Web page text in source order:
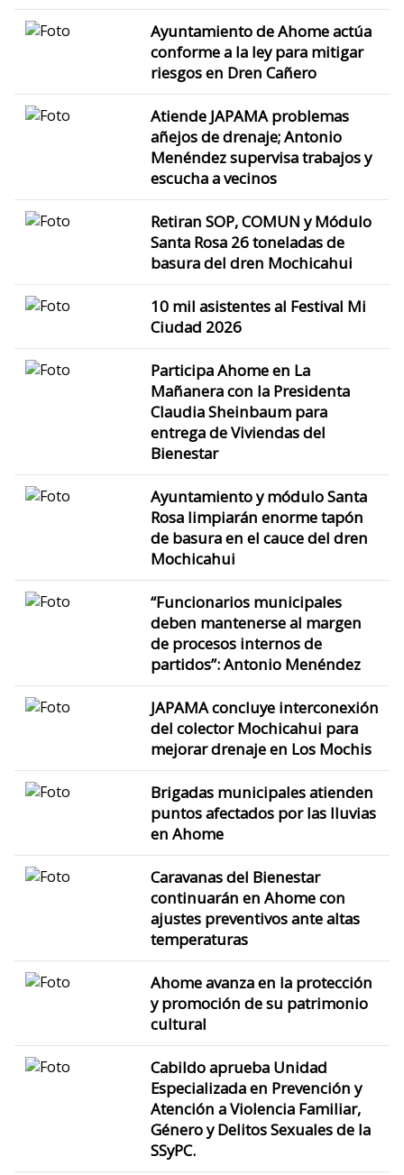
Ayuntamiento de Ahome actúa
conforme a la ley para mitigar
riesgos en Dren Cañero
Atiende JAPAMA problemas
añejos de drenaje; Antonio
Menéndez supervisa trabajos y
escucha a vecinos
Retiran SOP, COMUN y Módulo
Santa Rosa 26 toneladas de
basura del dren Mochicahui
10 mil asistentes al Festival Mi
Ciudad 2026
Participa Ahome en La
Mañanera con la Presidenta
Claudia Sheinbaum para
entrega de Viviendas del
Bienestar
Ayuntamiento y módulo Santa
Rosa limpiarán enorme tapón
de basura en el cauce del dren
Mochicahui
“Funcionarios municipales
deben mantenerse al margen
de procesos internos de
partidos”: Antonio Menéndez
JAPAMA concluye interconexión
del colector Mochicahui para
mejorar drenaje en Los Mochis
Brigadas municipales atienden
puntos afectados por las lluvias
en Ahome
Caravanas del Bienestar
continuarán en Ahome con
ajustes preventivos ante altas
temperaturas
Ahome avanza en la protección
y promoción de su patrimonio
cultural
Cabildo aprueba Unidad
Especializada en Prevención y
Atención a Violencia Familiar,
Género y Delitos Sexuales de la
SSyPC.